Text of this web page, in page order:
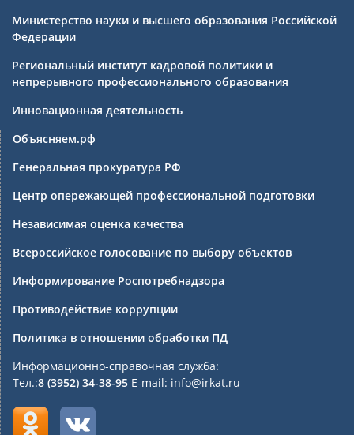
Министерство науки и высшего образования Российской
Федерации
Региональный институт кадровой политики и
непрерывного профессионального образования
Инновационная деятельность
Объясняем.рф
Генеральная прокуратура РФ
Центр опережающей профессиональной подготовки
Независимая оценка качества
Всероссийское голосование по выбору объектов
Информирование Роспотребнадзора
Противодействие коррупции
Политика в отношении обработки ПД
Информационно-справочная служба:
Тел.:8 (3952) 34-38-95 E-mail: info@irkat.ru